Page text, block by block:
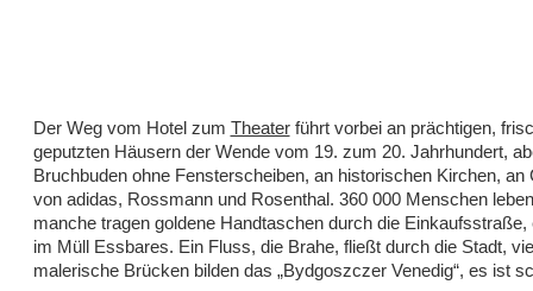
Der Weg vom Hotel zum Theaterführt vorbei an prächtigen,
geputzten Häusern der Wende vom 19. zum 20. Jahrhundert,
Bruchbuden ohne Fensterscheiben, an historischen Kirchen, an
von adidas, Rossmann und Rosenthal. 360 000 Menschen
manche tragen goldene Handtaschen durch die Einkaufsstraße,
im Müll Essbares. Ein Fluss, die Brahe, fließt durch die Stadt,
malerische Brücken bilden das „Bydgoszczer Venedig“, es ist